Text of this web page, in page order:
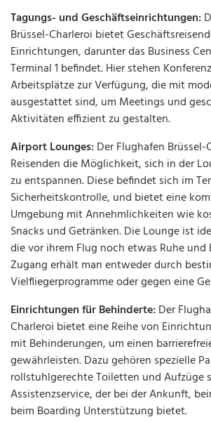
Tagungs- und Geschäftseinrichtungen:
Brüssel-Charleroi bietet
Einrichtungen, darunter das Business
Terminal 1 befindet. Hier stehen
Arbeitsplätze zur Verfügung, die mit
ausgestattet sind, um Meetings und
Aktivitäten effizient zu gestalten.
Airport Lounges:Der Flughafen
Reisenden die Möglichkeit, sich in der
zu entspannen. Diese befindet sich im
Sicherheitskontrolle, und bietet eine
Umgebung mit Annehmlichkeiten wie
Snacks und Getränken. Die Lounge ist
die vor ihrem Flug noch etwas Ruhe und
Zugang erhält man entweder durch
Vielfliegerprogramme oder gegen eine
Einrichtungen für Behinderte:Der
Charleroi bietet eine Reihe von
mit Behinderungen, um einen
gewährleisten. Dazu gehören spezielle
rollstuhlgerechte Toiletten und Aufzüge
Assistenzservice, der bei der Ankunft,
beim Boarding Unterstützung bietet.